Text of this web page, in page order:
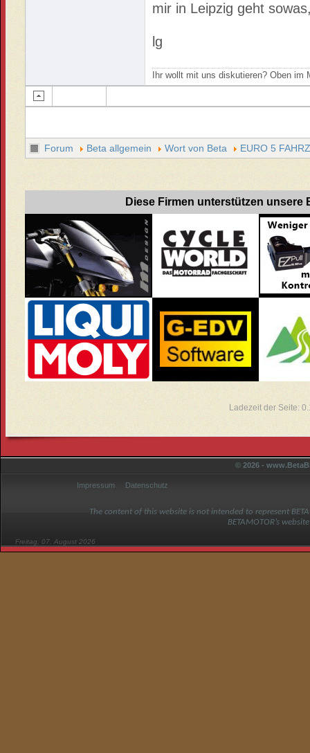
mir in Leipzig geht
lg
Ihr wollt mit uns diskutieren? Oben
Forum Beta allgemein Wort von Beta EURO 5
Diese Firmen unterstützen unsere
Ladezeit der Seite:
© 2026 -
Impressum Datenschutz
The content of this website is not intended to represent
BETAMOTOR’s
Freitag, 07. August 2026